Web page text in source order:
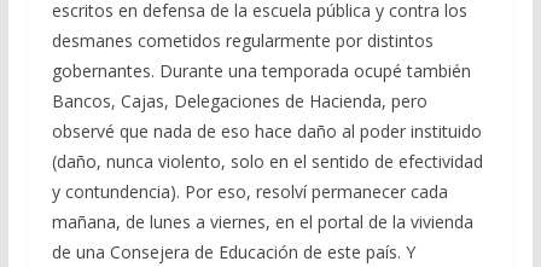
escritos en defensa de la escuela pública y contra los
desmanes cometidos regularmente por distintos
gobernantes. Durante una temporada ocupé también
Bancos, Cajas, Delegaciones de Hacienda, pero
observé que nada de eso hace daño al poder instituido
(daño, nunca violento, solo en el sentido de efectividad
y contundencia). Por eso, resolví permanecer cada
mañana, de lunes a viernes, en el portal de la vivienda
de una Consejera de Educación de este país. Y